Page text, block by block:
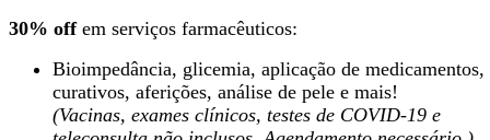
30% offem serviços farmacêuticos:
Bioimpedância, glicemia, aplicação de medicamentos,
curativos, aferições, análise de pele e mais!
(Vacinas, exames clínicos, testes de COVID-19 e